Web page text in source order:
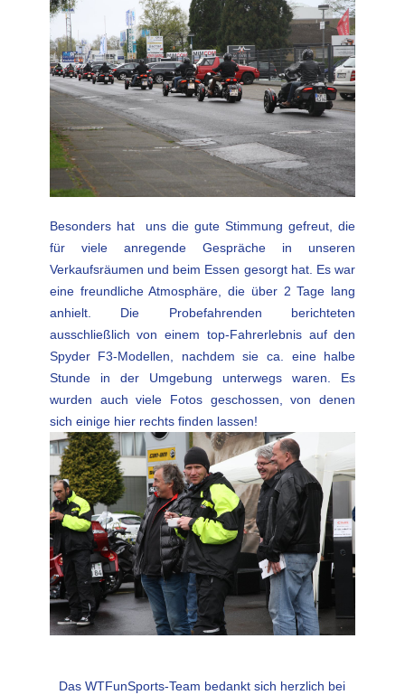
Besonders hat uns die gute Stimmung gefreut, die
für viele anregende Gespräche in unseren
Verkaufsräumen und beim Essen gesorgt hat. Es war
eine freundliche Atmosphäre, die über 2 Tage lang
anhielt. Die Probefahrenden berichteten
ausschließlich von einem top-Fahrerlebnis auf den
Spyder F3-Modellen, nachdem sie ca. eine halbe
Stunde in der Umgebung unterwegs waren. Es
wurden auch viele Fotos geschossen, von denen
sich einige hier rechts finden lassen!
Das WTFunSports-Team bedankt sich herzlich bei